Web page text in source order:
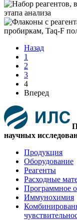
Назад
1
2
3
4
Вперед
научных
Продукция
Оборудование
Реагенты
Расходные
Программное
Иммунохимия